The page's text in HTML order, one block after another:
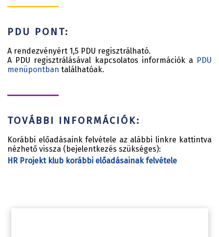
PDU PONT:
A rendezvényért 1,5 PDU regisztrálható.
A PDU regisztrálásával kapcsolatos információk a PDU
menüpontban találhatóak.
TOVÁBBI INFORMÁCIÓK:
Korábbi előadásaink felvétele az alábbi linkre kattintva
nézhető vissza (bejelentkezés szükséges):
HR Projekt klub korábbi előadásainak felvétele